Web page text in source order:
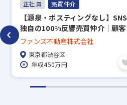
正社員 売買仲介
【源泉・ポスティングなし】SNS
独自の100%反響売買仲介｜顧客
に誠実に向き合える環境（火水祝
休み）
ファンズ不動産株式会社
東京都渋谷区
年収450万円